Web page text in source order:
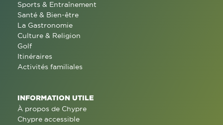
Sports & Entraînement
Santé & Bien-être
La Gastronomie
Culture & Religion
Golf
Itinéraires
Activités familiales
INFORMATION UTILE
À propos de Chypre
Chypre accessible